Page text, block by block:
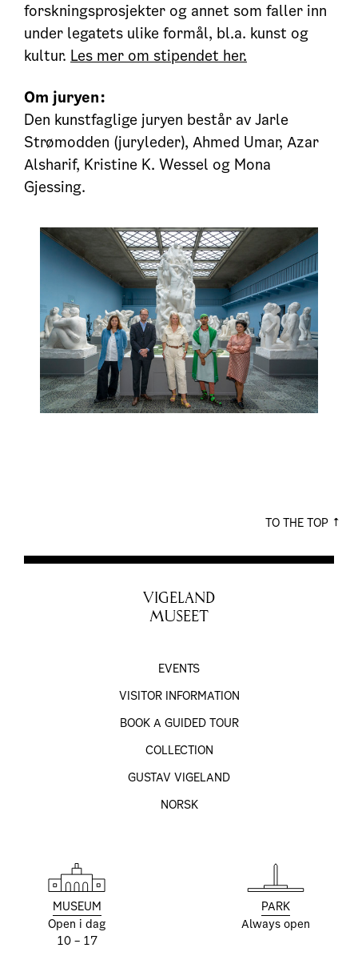
forskningsprosjekter og annet som faller inn
under legatets ulike formål, bl.a. kunst og
kultur. Les mer om stipendet her.
Om juryen:
Den kunstfaglige juryen består av Jarle
Strømodden (juryleder), Ahmed Umar, Azar
Alsharif, Kristine K. Wessel og Mona
Gjessing.
TO THE TOP
VIGELAND
MUSEET
EVENTS
VISITOR INFORMATION
BOOK A GUIDED TOUR
COLLECTION
GUSTAV VIGELAND
NORSK
MUSEUM
Open i dag
10 – 17
PARK
Always open